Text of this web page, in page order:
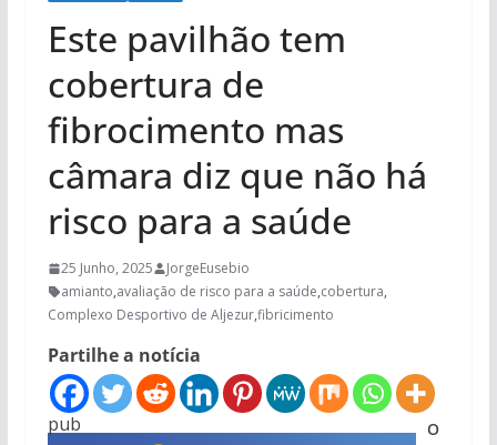
Este pavilhão tem
cobertura de
fibrocimento mas
câmara diz que não há
risco para a saúde
25 Junho, 2025
JorgeEusebio
amianto,avaliação de risco para a saúde,cobertura,
Complexo Desportivo de Aljezur,fibricimento
Partilhe a notícia
pub
O